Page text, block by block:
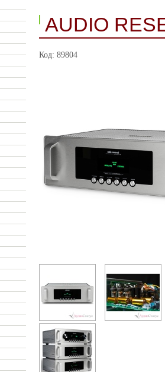
AUDIO
Код: 89804